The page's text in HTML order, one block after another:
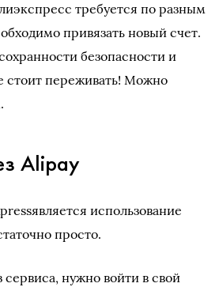
требуется по разным
привязать новый счет.
безопасности и
стоит переживать! Можно
Alipay
использование
просто.
сервиса, нужно войти в свой